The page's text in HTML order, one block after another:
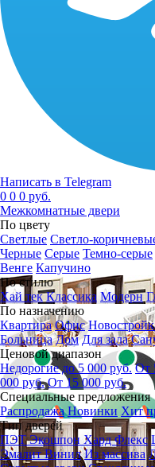
Написать в Telegram
0 0 0 руб.
Межкомнатные двери
По цвету
Светлые Светло-
Черные Серые Темно-серые
Венге Капучино
По стилю
Хай тек Классика Модерн
По назначению
Квартира Офис
Больница Дом Для зала
Ценовой диапазон
Недорогие до 5 000 руб. От
000 руб. От 15 000 руб.
Специальные предложения
Распродажа Новинки Хит
Тип дверей
ПЭТЭкошпон Хард Флекс
ЭмалитВинил Из массива